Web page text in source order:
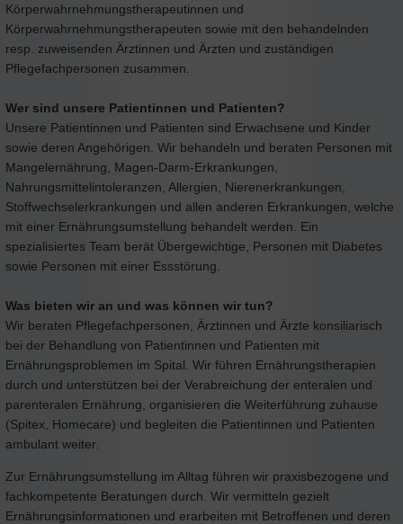
Körperwahrnehmungstherapeutinnen und
Körperwahrnehmungstherapeuten sowie mit den behandelnden
resp. zuweisenden Ärztinnen und Ärzten und zuständigen
Pflegefachpersonen zusammen.
Wer sind unsere Patientinnen und Patienten?
Unsere Patientinnen und Patienten sind Erwachsene und Kinder
sowie deren Angehörigen. Wir behandeln und beraten Personen mit
Mangelernährung, Magen-Darm-Erkrankungen,
Nahrungsmittelintoleranzen, Allergien, Nierenerkrankungen,
Stoffwechselerkrankungen und allen anderen Erkrankungen, welche
mit einer Ernährungsumstellung behandelt werden. Ein
spezialisiertes Team berät Übergewichtige, Personen mit Diabetes
sowie Personen mit einer Essstörung.
Was bieten wir an und was können wir tun?
Wir beraten Pflegefachpersonen, Ärztinnen und Ärzte konsiliarisch
bei der Behandlung von Patientinnen und Patienten mit
Ernährungsproblemen im Spital. Wir führen Ernährungstherapien
durch und unterstützen bei der Verabreichung der enteralen und
parenteralen Ernährung, organisieren die Weiterführung zuhause
(Spitex, Homecare) und begleiten die Patientinnen und Patienten
ambulant weiter.
Zur Ernährungsumstellung im Alltag führen wir praxisbezogene und
fachkompetente Beratungen durch. Wir vermitteln gezielt
Ernährungsinformationen und erarbeiten mit Betroffenen und deren